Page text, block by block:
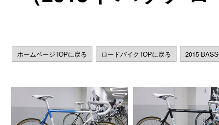
ホームページTOPに戻る ロードバイクTOPに戻る 2015